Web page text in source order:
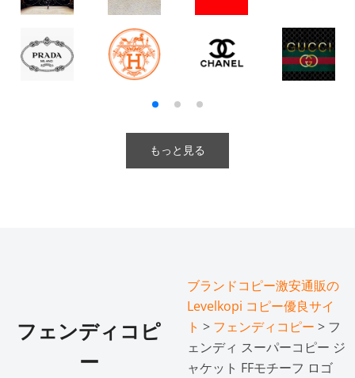
もっと見る
フェンディコピ
ー
ブランドコピー激安通販の
Levelkopi コピー優良サイ
ト > フェンディコピー > フ
ェンディ スーパーコピー ジ
ャケット FFモチーフ ロゴ